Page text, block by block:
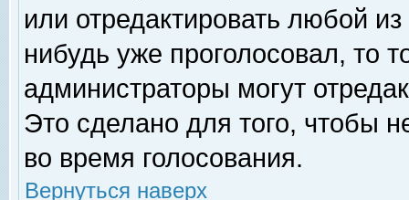
или отредактировать любой
нибудь уже проголосовал, то
администраторы могут
Это сделано для того, чтобы
во время голосования.
Вернуться наверх